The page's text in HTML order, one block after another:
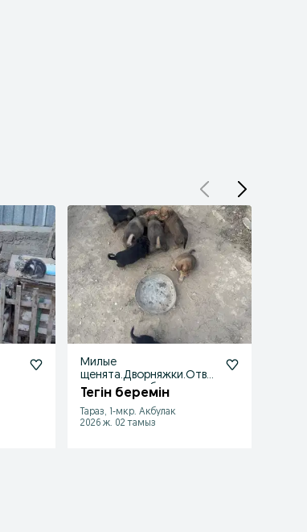
Милые
щенята.Дворняжки.Отве
тственным обращатся.
Тегін беремін
Тараз, 1-мкр. Акбулак
2026 ж. 02 тамыз